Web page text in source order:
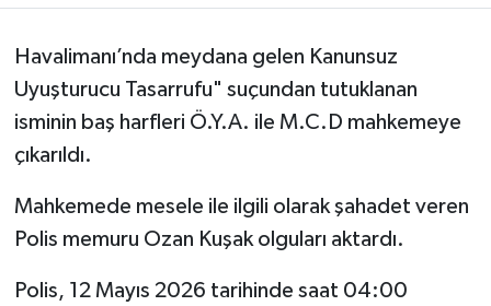
Havalimanı’nda meydana gelen Kanunsuz
Uyuşturucu Tasarrufu" suçundan tutuklanan
isminin baş harfleri Ö.Y.A. ile M.C.D mahkemeye
çıkarıldı.
Mahkemede mesele ile ilgili olarak şahadet veren
Polis memuru Ozan Kuşak olguları aktardı.
Polis, 12 Mayıs 2026 tarihinde saat 04:00